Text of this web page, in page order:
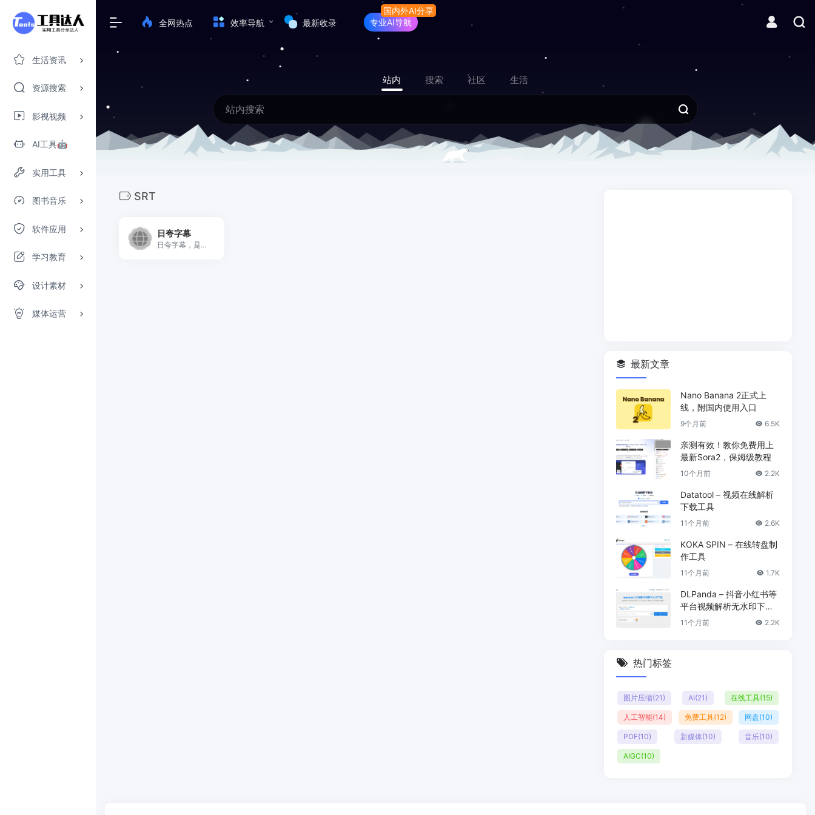
生活资讯
资源搜索
影视视频
AI工具🤖
实用工具
图书音乐
软件应用
学习教育
设计素材
媒体运营
全网热点 效率导航 最新收录 专业AI导航
站内 搜索 社区 生活
SRT
日夸字幕
日夸字幕，是目前业内唯一的一个可以在线预览字幕内容，自定义字幕样式的专业字幕下载网站，支持ASS,SRT字幕。
最新文章
Nano Banana 2正式上
线，附国内使用入口
9个月前 6.5K
亲测有效！教你免费用上
最新Sora2，保姆级教程
10个月前 2.2K
Datatool – 视频在线解析
下载工具
11个月前 2.6K
KOKA SPIN – 在线转盘制
作工具
11个月前 1.7K
DLPanda – 抖音小红书等
平台视频解析无水印下载
工具
11个月前 2.2K
热门标签
图片压缩(21) AI(21) 在线工具(15)
人工智能(14) 免费工具(12) 网盘(10)
PDF(10) 新媒体(10) 音乐(10)
AIGC(10)